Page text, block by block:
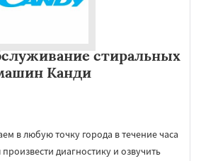
стиральных
Канди
в любую точку города в течение часа
диагностику и озвучить